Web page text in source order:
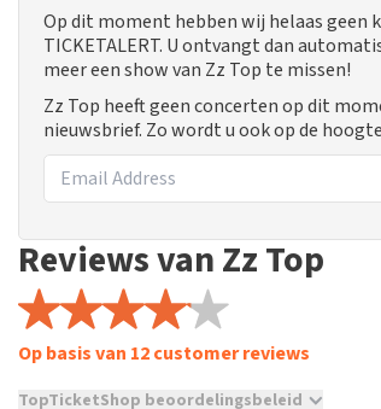
Op dit moment hebben wij helaas geen
TICKETALERT. U ontvangt dan
meer een show van Zz Top te missen!
Zz Top heeft geen concerten op dit
nieuwsbrief. Zo wordt u ook op de
Reviews van Zz Top
Op basis van 12 customer reviews
TopTicketShop beoordelingsbeleid